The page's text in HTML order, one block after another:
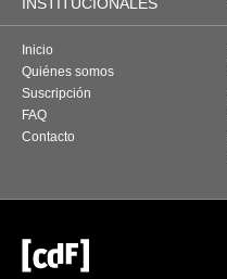
Inicio
Quiénes somos
Suscripción
FAQ
Contacto